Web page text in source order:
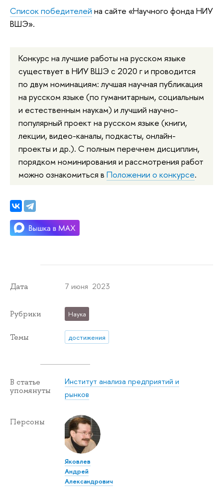
Список победителей на сайте «Научного фонда НИУ
ВШЭ».
Конкурс на лучшие работы на русском языке
существует в НИУ ВШЭ с 2020 г и проводится
по двум номинациям: лучшая научная публикация
на русском языке (по гуманитарным, социальным
и естественным наукам) и лучший научно-
популярный проект на русском языке (книги,
лекции, видео-каналы, подкасты, онлайн-
проекты и др.). С полным перечнем дисциплин,
порядком номинирования и рассмотрения работ
можно ознакомиться в Положении о конкурсе.
Дата 7 июня 2023
Рубрики Наука
Темы достижения
В статье
упомянуты
Институт анализа предприятий и
рынков
Персоны
Яковлев
Андрей
Александрович